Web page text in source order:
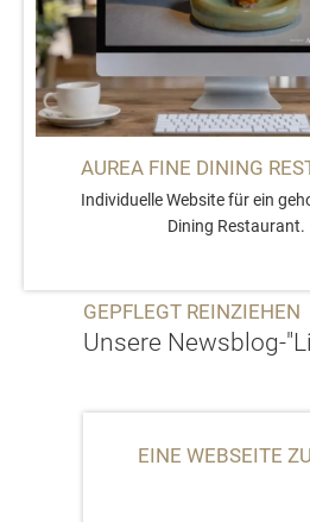
AUREA FINE DINING
Individuelle Website für ein
Dining Restaurant.
GEPFLEGT REINZIEHEN
Unsere Newsblog-
EINE WEBSEITE